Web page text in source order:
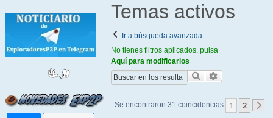
Temas activos
Ir a búsqueda avanzada
No tienes filtros aplicados, pulsa
Aquí para modificarlos
Buscar
Se encontraron 31 coincidencias 1 2